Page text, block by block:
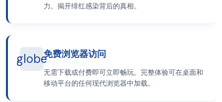
力。揭开绯红感染背后的真相。
globe免费浏览器访问
无需下载或付费即可立即畅玩。完整体验可在桌面和
移动平台的任何现代浏览器中加载。